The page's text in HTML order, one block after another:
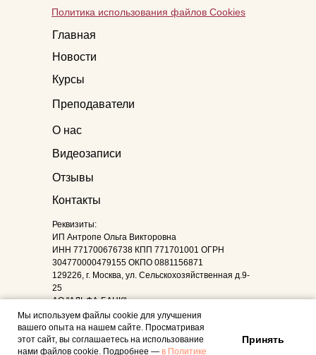
Главная
Новости
Курсы
Преподаватели
Видеозаписи
Отзывы
Контакты
О нас
Политика использования файлов Cookies
Реквизиты:
ИП Антропе Ольга Викторовна
ИНН 771700676738 КПП 771701001 ОГРН
304770000479155 ОКПО 0881156871
129226, г. Москва, ул. Сельскохозяйственная д.9-
25
АО "АЛЬФА-БАНК"
р/счет 40802810101880002307
Кор. счёт: 30101810200000000593
БИК: 044525593
Мы используем файлы cookie для улучшения
вашего опыта на нашем сайте. Просматривая
этот сайт, вы соглашаетесь на использование
нами файлов cookie. Подробнее — в Политике
Принять